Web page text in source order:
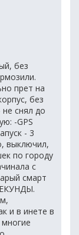
без
прет на
без
снял до
-GPS
- 3
выключил,
по городу
с
смарт
и в инете в